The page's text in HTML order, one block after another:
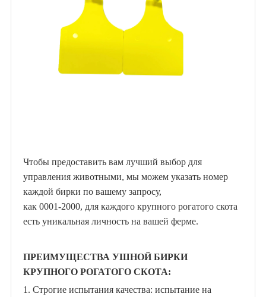
Чтобы предоставить вам лучший выбор для
управления животными, мы можем указать номер
каждой бирки по вашему запросу,
как 0001-2000, для каждого крупного рогатого скота
есть уникальная личность на вашей ферме.
ПРЕИМУЩЕСТВА УШНОЙ БИРКИ
КРУПНОГО РОГАТОГО СКОТА:
1. Строгие испытания качества: испытание на